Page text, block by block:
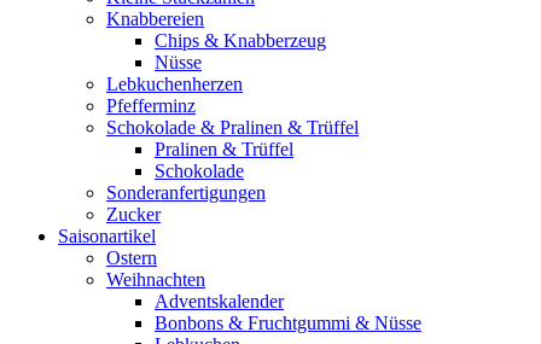
Knabbereien
Chips & Knabberzeug
Nüsse
Lebkuchenherzen
Pfefferminz
Schokolade & Pralinen & Trüffel
Pralinen & Trüffel
Schokolade
Sonderanfertigungen
Zucker
Saisonartikel
Ostern
Weihnachten
Adventskalender
Bonbons & Fruchtgummi & Nüsse